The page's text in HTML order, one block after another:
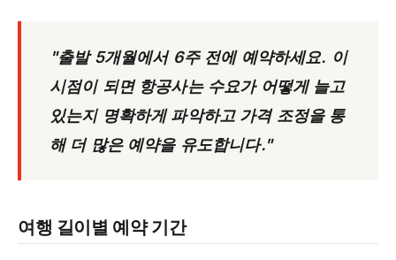
"출발 5개월에서 6주 전에 예약하세요. 이
시점이 되면 항공사는 수요가 어떻게 늘고
있는지 명확하게 파악하고 가격 조정을 통
해 더 많은 예약을 유도합니다."
여행 길이별 예약 기간